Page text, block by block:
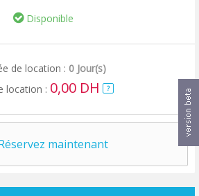
Disponible
de location : 0 Jour(s)
location : 0,00 DH ?
maintenant